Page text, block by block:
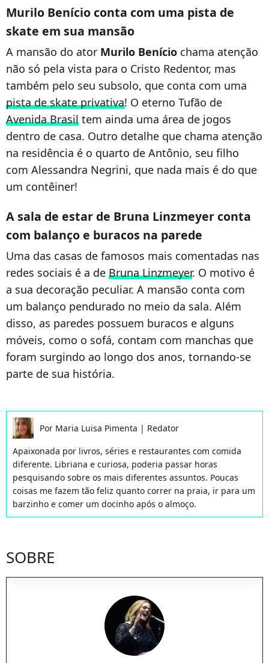
Murilo Benício conta com uma pista de
skate em sua mansão
A mansão do ator Murilo Benício chama atenção
não só pela vista para o Cristo Redentor, mas
também pelo seu subsolo, que conta com uma
pista de skate privativa! O eterno Tufão de
Avenida Brasil tem ainda uma área de jogos
dentro de casa. Outro detalhe que chama atenção
na residência é o quarto de Antônio, seu filho
com Alessandra Negrini, que nada mais é do que
um contêiner!
A sala de estar de Bruna Linzmeyer conta
com balanço e buracos na parede
Uma das casas de famosos mais comentadas nas
redes sociais é a de Bruna Linzmeyer. O motivo é
a sua decoração peculiar. A mansão conta com
um balanço pendurado no meio da sala. Além
disso, as paredes possuem buracos e alguns
móveis, como o sofá, contam com manchas que
foram surgindo ao longo dos anos, tornando-se
parte de sua história.
Por Maria Luisa Pimenta | Redator
Apaixonada por livros, séries e restaurantes com comida
diferente. Libriana e curiosa, poderia passar horas
pesquisando sobre os mais diferentes assuntos. Poucas
coisas me fazem tão feliz quanto correr na praia, ir para um
barzinho e comer um docinho após o almoço.
SOBRE